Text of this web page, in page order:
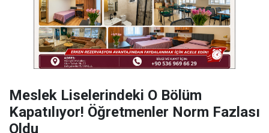
Meslek Liselerindeki O Bölüm
Kapatılıyor! Öğretmenler Norm Fazlası
Oldu